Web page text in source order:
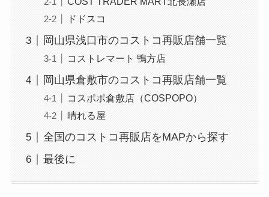
ドドスコ
岡山県浅口市のコストコ再販店舗一覧
コストレマート 鴨方店
岡山県倉敷市のコストコ再販店舗一覧
コスポポ倉敷店（COSPOPO）
晴れる屋
全国のコストコ再販店をMAPから探す
最後に